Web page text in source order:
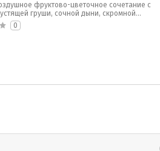
фруктово-цветочное сочетание с
груши, сочной дыни, скромной...
0